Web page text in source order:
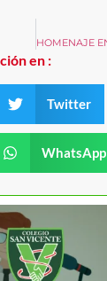
en :
Twitter
WhatsApp